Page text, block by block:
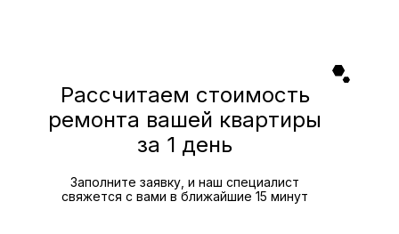
Рассчитаем стоимость
ремонта вашей квартиры
за 1 день
Заполните заявку, и наш специалист
свяжется с вами в ближайшие 15 минут